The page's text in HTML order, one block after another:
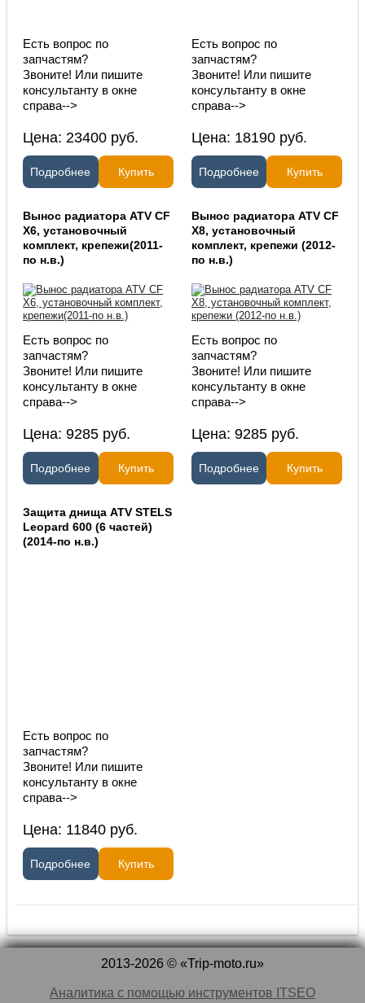
Есть вопрос по
запчастям?
Звоните! Или пишите
консультанту в окне
справа-->
Цена: 23400 руб.
Подробнее Купить
Есть вопрос по
запчастям?
Звоните! Или пишите
консультанту в окне
справа-->
Цена: 18190 руб.
Подробнее Купить
Вынос радиатора ATV CF
X6, установочный
комплект, крепежи(2011-
по н.в.)
Есть вопрос по
запчастям?
Звоните! Или пишите
консультанту в окне
справа-->
Цена:9285 руб.
Подробнее Купить
Вынос радиатора ATV CF
X8, установочный
комплект, крепежи (2012-
по н.в.)
Есть вопрос по
запчастям?
Звоните! Или пишите
консультанту в окне
справа-->
Цена: 9285 руб.
Подробнее Купить
Защита днища ATV STELS
Leopard 600 (6 частей)
(2014-по н.в.)
Есть вопрос по
запчастям?
Звоните! Или пишите
консультанту в окне
справа-->
Цена: 11840 руб.
Подробнее Купить
2013-2026 © «Trip-moto.ru»
Аналитика с помощью инструментов ITSEO